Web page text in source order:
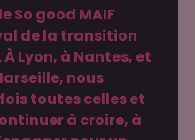
So good MAIF
de la transition
Lyon, à Nantes, et
nous
toutes celles et
à croire, à